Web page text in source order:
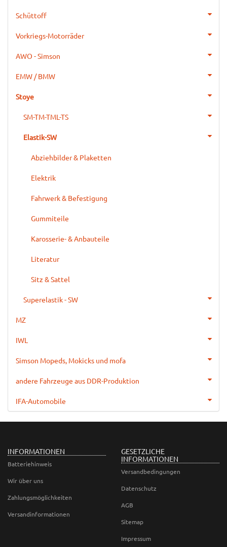
Schüttoff
Vorkriegs-Motorräder
AWO - Simson
EMW / BMW
Stoye
SM-TM-TML-TS
Elastik-SW
Abziehbilder & Plaketten
Elektrik
Fahrwerk & Befestigung
Gummiteile
Karosserie- & Anbauteile
Literatur
Sitz & Sattel
Superelastik - SW
MZ
IWL
Simson Mopeds, Mokicks und mofa
andere Fahrzeuge aus DDR-Produktion
IFA-Automobile
INFORMATIONEN
Batteriehinweis
Wir über uns
Zahlungsmöglichkeiten
Versandinformationen
GESETZLICHE
INFORMATIONEN
Versandbedingungen
Datenschutz
AGB
Sitemap
Impressum